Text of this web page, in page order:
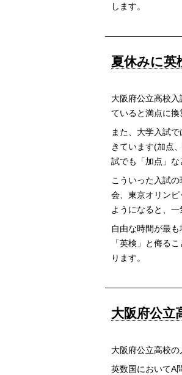
します。
夏休みに英
大阪府公立高校
ていると満点に換
また、大学入試
きています(加点
試でも「加点」な
こういった入試
会、東京オリン
ようになると、
自由な時間が最
「英検」と侮る
ります。
大阪府公立
大阪府公立高校の
英数国においてA